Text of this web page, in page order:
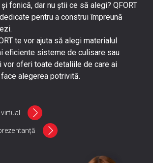
fonică, dar nu știi ce să alegi? QFORT
pentru a construi împreună
te vor ajuta să alegi materialul
eficiente sisteme de culisare sau
vor oferi toate detaliile de care ai
alegerea potrivită.